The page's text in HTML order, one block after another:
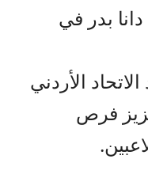
بدر في
الأردني
فرص